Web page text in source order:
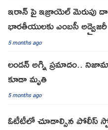
ఇరాన్‌ పై ఇజ్రాయెల్ మెరుపు
భారతీయులకు ఎంబసీ అడ్వైజరీ
5 months ago
లండన్ అగ్ని ప్రమాదం..
కూడా మృతి
5 months ago
ఓటీటీలో చూడాల్సిన పోలీస్